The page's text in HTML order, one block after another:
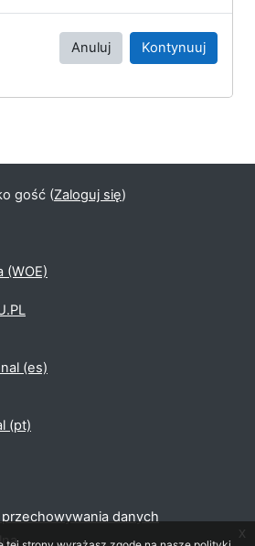
Anuluj Kontynuuj
gość (Zaloguj się)
(WOE)
‎(es)‎
‎(pt)‎
danych
x